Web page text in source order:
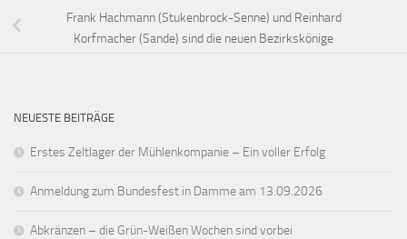
Frank Hachmann (Stukenbrock-Senne) und Reinhard
Korfmacher (Sande) sind die neuen Bezirkskönige
NEUESTE BEITRÄGE
Erstes Zeltlager der Mühlenkompanie – Ein voller Erfolg
Anmeldung zum Bundesfest in Damme am 13.09.2026
Abkränzen – die Grün-Weißen Wochen sind vorbei